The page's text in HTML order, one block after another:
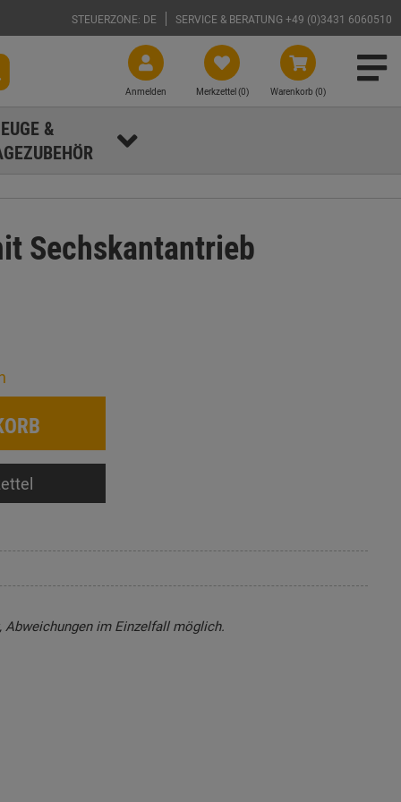
STEUERZONE: DE SERVICE & BERATUNG +49 (0)3431 6060510
Warenkorb (0)
Merkzettel (0)
Anmelden
&
Sechskantantrieb
im Einzelfall möglich.